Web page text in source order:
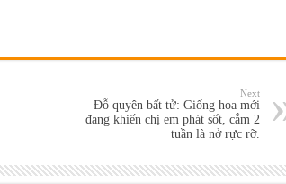
Next
Đỗ quyên bất tử: Giống hoa mới
đang khiến chị em phát sốt, cắm 2
tuần là nở rực rỡ.